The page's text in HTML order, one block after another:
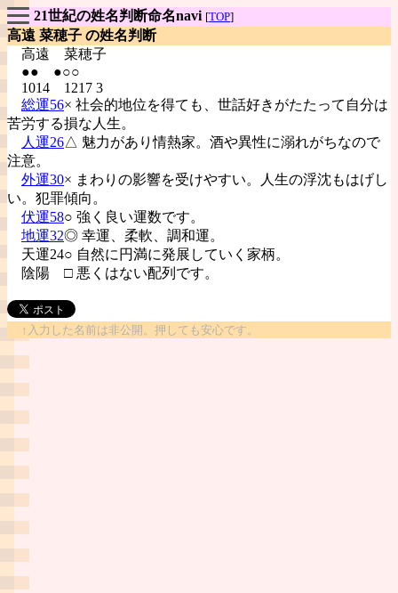
21世紀の姓名判断命名navi [TOP]
高遠 菜穂子 の姓名判断
高遠 菜穂子
●● ●○○
1014 1217 3
総運56× 社会的地位を得ても、世話好きがたたって自分は
苦労する損な人生。
人運26△ 魅力があり情熱家。酒や異性に溺れがちなので
注意。
外運30× まわりの影響を受けやすい。人生の浮沈もはげし
い。犯罪傾向。
伏運58○ 強く良い運数です。
地運32◎ 幸運、柔軟、調和運。
天運24○ 自然に円満に発展していく家柄。
陰陽 □ 悪くはない配列です。
↑入力した名前は非公開。押しても安心です。